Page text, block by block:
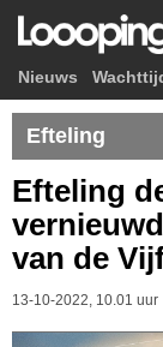
Nieuws
Efteling
Efteling
van de
13-10-2022, 10.01 uur